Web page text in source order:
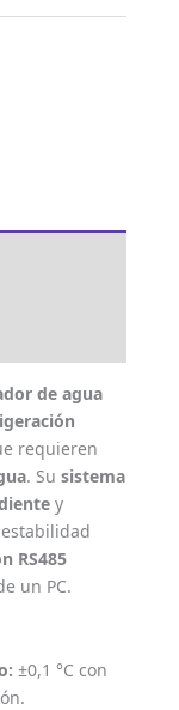
de agua
requieren
. Su sistema
y
RS485
un PC.
±0,1 °C con